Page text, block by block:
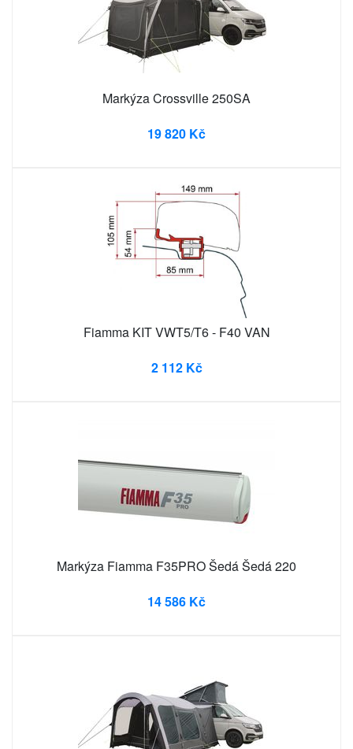
Markýza Crossville 250SA
19 820 Kč
Fiamma KIT VWT5/T6 - F40 VAN
2 112 Kč
Markýza Fiamma F35PRO Šedá Šedá 220
14 586 Kč